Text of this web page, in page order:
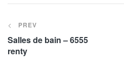
PREV
Salles de bain – 6555
renty